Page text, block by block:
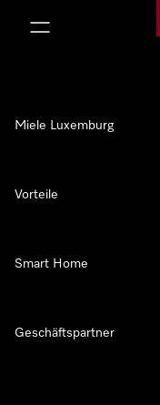
Miele Luxemburg
Vorteile
Smart Home
Geschäftspartner